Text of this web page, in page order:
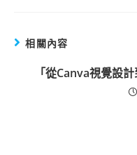
相關內容
「從Canva視覺設